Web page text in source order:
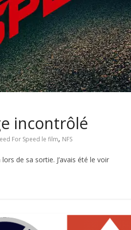
incontrôlé
For Speed le film, NFS
de sa sortie. J’avais été le voir